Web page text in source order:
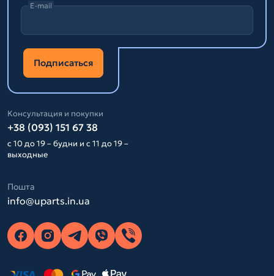
E-mail
Подписаться
Консультация и покупки
+38 (093) 151 67 38
с 10 до 19 – будни и с 11 до 19 –
выходные
Пошта
info@uparts.in.ua